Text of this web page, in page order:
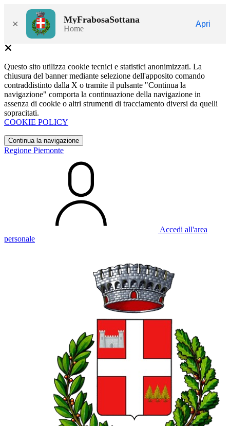
× MyFrabosaSottana
Home
Apri
Questo sito utilizza cookie tecnici e statistici anonimizzati. La
chiusura del banner mediante selezione dell'apposito comando
contraddistinto dalla X o tramite il pulsante "Continua la
navigazione" comporta la continuazione della navigazione in
assenza di cookie o altri strumenti di tracciamento diversi da quelli
sopracitati.
COOKIE POLICY
Continua la navigazione
Regione Piemonte
Accedi all'area
personale